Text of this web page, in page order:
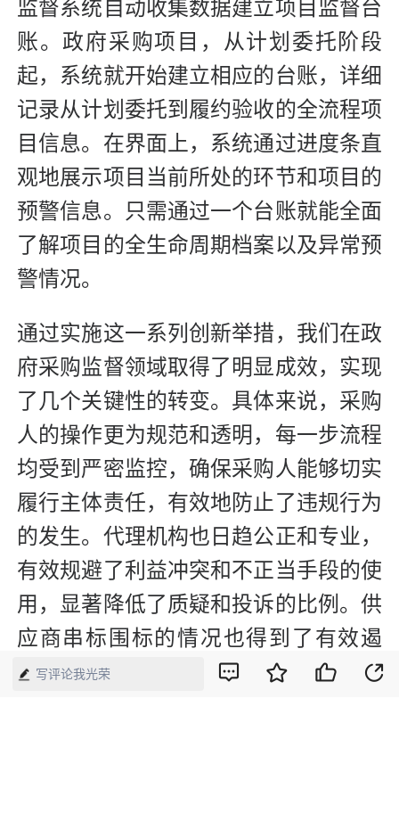
监督系统自动收集数据建立项目监督台
账。政府采购项目，从计划委托阶段
起，系统就开始建立相应的台账，详细
记录从计划委托到履约验收的全流程项
目信息。在界面上，系统通过进度条直
观地展示项目当前所处的环节和项目的
预警信息。只需通过一个台账就能全面
了解项目的全生命周期档案以及异常预
警情况。
通过实施这一系列创新举措，我们在政
府采购监督领域取得了明显成效，实现
了几个关键性的转变。具体来说，采购
人的操作更为规范和透明，每一步流程
均受到严密监控，确保采购人能够切实
履行主体责任，有效地防止了违规行为
的发生。代理机构也日趋公正和专业，
有效规避了利益冲突和不正当手段的使
用，显著降低了质疑和投诉的比例。供
应商串标围标的情况也得到了有效遏
制。
写评论我光荣